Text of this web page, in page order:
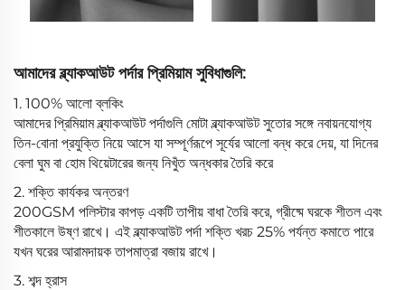
আমাদের ব্ল্যাকআউট পর্দার প্রিমিয়াম সুবিধাগুলি:
1. 100% আলো ব্লকিং
আমাদের প্রিমিয়াম ব্ল্যাকআউট পর্দাগুলি মোটা ব্ল্যাকআউট সুতোর সঙ্গে নবায়নযোগ্য
তিন-বোনা প্রযুক্তি নিয়ে আসে যা সম্পূর্ণরূপে সূর্যের আলো বন্ধ করে দেয়, যা দিনের
বেলা ঘুম বা হোম থিয়েটারের জন্য নিখুঁত অন্ধকার তৈরি করে
2. শক্তি কার্যকর অন্তরণ
200GSM পলিস্টার কাপড় একটি তাপীয় বাধা তৈরি করে, গ্রীষ্মে ঘরকে শীতল এবং
শীতকালে উষ্ণ রাখে। এই ব্ল্যাকআউট পর্দা শক্তি খরচ 25% পর্যন্ত কমাতে পারে
যখন ঘরের আরামদায়ক তাপমাত্রা বজায় রাখে।
3. শব্দ হ্রাস